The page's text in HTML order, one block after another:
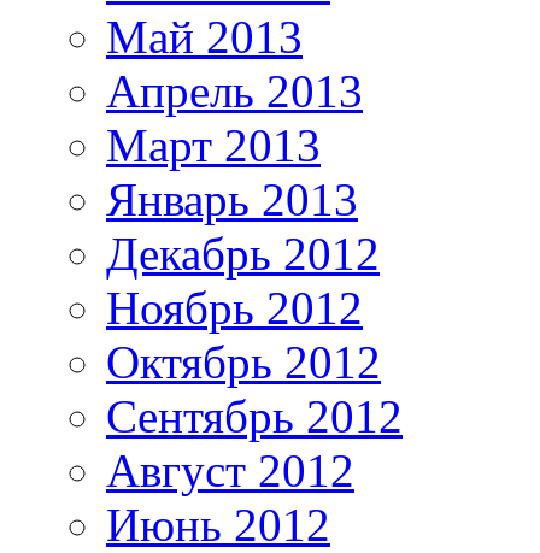
Май 2013
Апрель 2013
Март 2013
Январь 2013
Декабрь 2012
Ноябрь 2012
Октябрь 2012
Сентябрь 2012
Август 2012
Июнь 2012